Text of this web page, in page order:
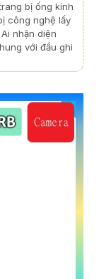
bị ống kính
công nghệ lấy
nhận diện
với đầu ghi